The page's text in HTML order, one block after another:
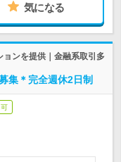
気になる
ンを提供｜金融系取引多
集＊完全週休2日制